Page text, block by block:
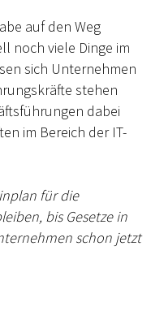
auf den Weg
noch viele Dinge im
sich Unternehmen
stehen
dabei
im Bereich der IT-
für die
bis Gesetze in
schon jetzt